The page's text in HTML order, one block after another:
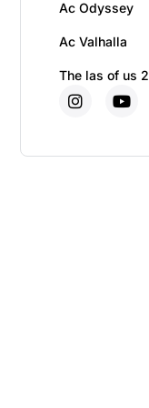
Ac Odyssey
Ac Valhalla
The las of us 2